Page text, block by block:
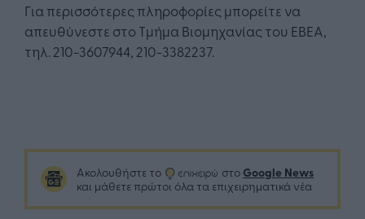
Για περισσότερες πληροφορίες μπορείτε να
απευθύνεστε στο Τμήμα Βιομηχανίας του ΕΒΕΑ,
τηλ. 210-3607944, 210-3382237.
Ακολουθήστε το στο Google News
και μάθετε πρώτοι όλα τα επιχειρηματικά νέα